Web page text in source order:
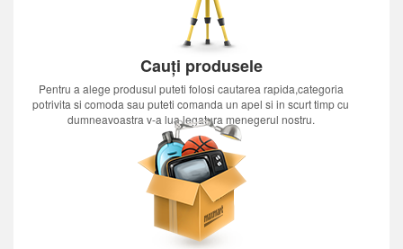
Cauți produsele
Pentru a alege produsul puteti folosi cautarea rapida,categoria
potrivita si comoda sau puteti comanda un apel si in scurt timp cu
dumneavoastra v-a lua legatura menegerul nostru.